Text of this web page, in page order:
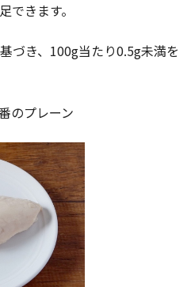
できます。
づき、100g当たり0.5g未満を
のプレーン